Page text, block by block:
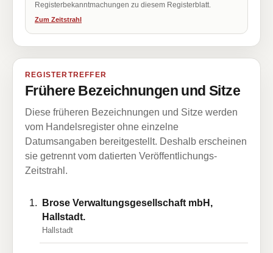
Registerbekanntmachungen zu diesem Registerblatt.
Zum Zeitstrahl
REGISTERTREFFER
Frühere Bezeichnungen und Sitze
Diese früheren Bezeichnungen und Sitze werden
vom Handelsregister ohne einzelne
Datumsangaben bereitgestellt. Deshalb erscheinen
sie getrennt vom datierten Veröffentlichungs-
Zeitstrahl.
Brose Verwaltungsgesellschaft mbH,
Hallstadt.
Hallstadt